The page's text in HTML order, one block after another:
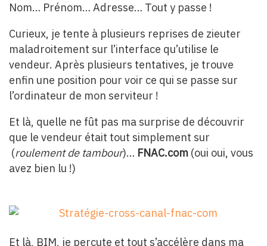
Nom… Prénom… Adresse… Tout y passe !
Curieux, je tente à plusieurs reprises de zieuter
maladroitement sur l’interface qu’utilise le
vendeur. Après plusieurs tentatives, je trouve
enfin une position pour voir ce qui se passe sur
l’ordinateur de mon serviteur !
Et là, quelle ne fût pas ma surprise de découvrir
que le vendeur était tout simplement sur
(roulement de tambour)… FNAC.com (oui oui, vous
avez bien lu !)
Et là, BIM, je percute et tout s’accélère dans ma